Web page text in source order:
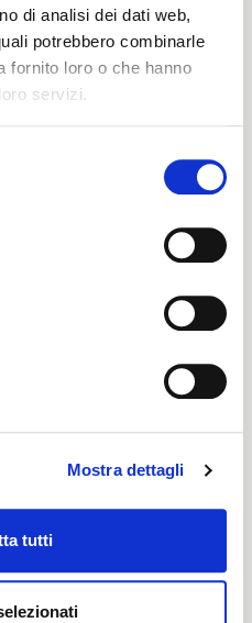
di analisi dei dati web,
potrebbero combinarle
fornito loro o che hanno
servizi.
Mostra dettagli
tutti